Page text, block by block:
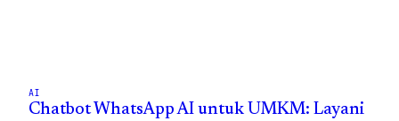
AI
Chatbot WhatsApp AI untuk UMKM: Layani